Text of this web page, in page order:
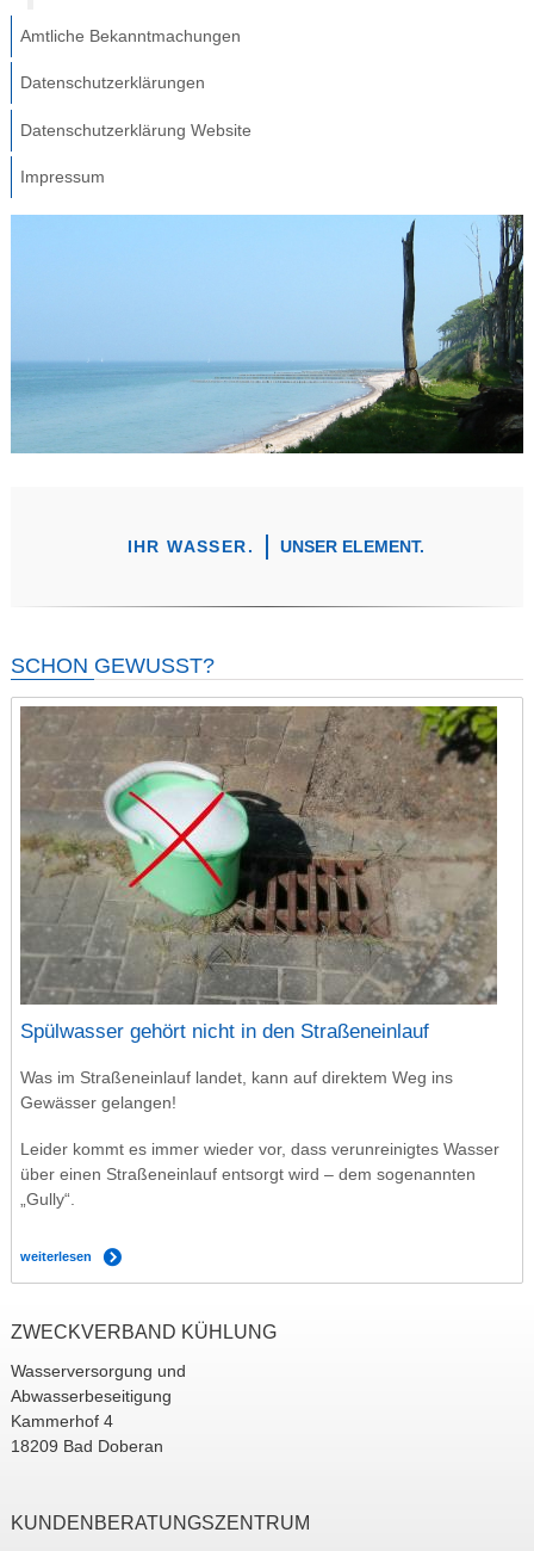
Amtliche Bekanntmachungen
Datenschutzerklärungen
Datenschutzerklärung Website
Impressum
IHR WASSER. UNSER ELEMENT.
SCHON GEWUSST?
Spülwasser gehört nicht in den Straßeneinlauf
Was im Straßeneinlauf landet, kann auf direktem Weg ins
Gewässer gelangen!
Leider kommt es immer wieder vor, dass verunreinigtes Wasser
über einen Straßeneinlauf entsorgt wird – dem sogenannten
„Gully“.
weiterlesen
ZWECKVERBAND KÜHLUNG
Wasserversorgung und
Abwasserbeseitigung
Kammerhof 4
18209 Bad Doberan
KUNDENBERATUNGSZENTRUM